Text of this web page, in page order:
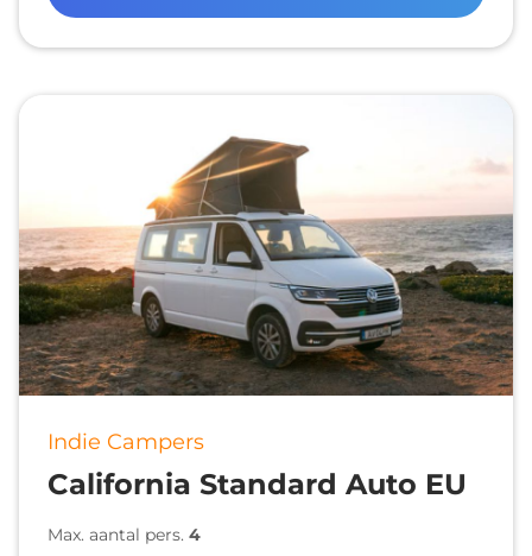
Indie Campers
California Standard Auto EU
Max. aantal pers. 4